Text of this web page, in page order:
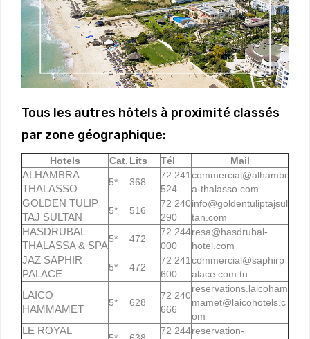
Tous les autres hôtels à proximité classés
par zone géographique:
Hotels Cat. Lits Tél Mail
ALHAMBRA
THALASSO
5* 368
72 241
524
commercial@alhambr
a-thalasso.com
GOLDEN TULIP
TAJ SULTAN
5* 516
72 240
290
info@goldentuliptajsul
tan.com
HASDRUBAL
THALASSA & SPA
5* 472
72 244
000
resa@hasdrubal-
hotel.com
JAZ SAPHIR
PALACE
5* 472
72 241
600
commercial@saphirp
alace.com.tn
LAICO
HAMMAMET
5* 628
72 240
666
reservations.laicoham
mamet@laicohotels.c
om
LE ROYAL
72 244reservation-